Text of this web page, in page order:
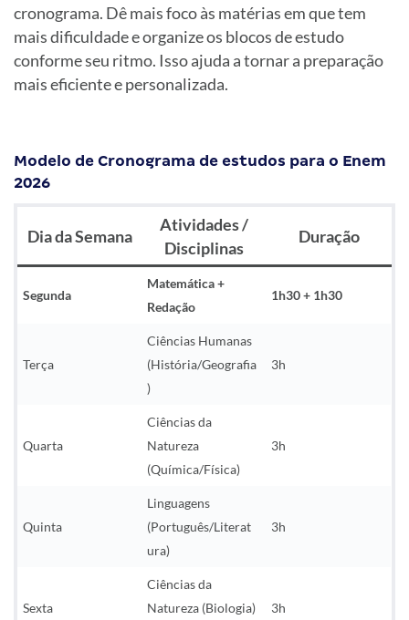
cronograma. Dê mais foco às matérias em que tem
mais dificuldade e organize os blocos de estudo
conforme seu ritmo. Isso ajuda a tornar a preparação
mais eficiente e personalizada.
Modelo de Cronograma de estudos para o Enem
2026
Dia da Semana
Atividades /
Disciplinas
Duração
Segunda
Matemática +
Redação
1h30 + 1h30
Terça
Ciências Humanas
(História/Geografia
)
3h
Quarta
Ciências da
Natureza
(Química/Física)
3h
Quinta
Linguagens
(Português/Literat
ura)
3h
Sexta
Ciências da
Natureza (Biologia)
3h